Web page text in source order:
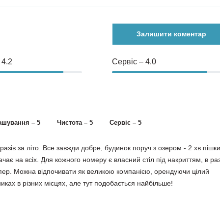
Залишити коментар
Сервіс – 4.0
– 5 Чистота – 5 Сервіс – 5
за літо. Все завжди добре, будинок поруч з озером - 2 хв
на всіх. Для кожного номеру є власний стіл під накриттям, в
Можна відпочивати як великою компанією, орендуючи цілий
в різних місцях, але тут подобається найбільше!